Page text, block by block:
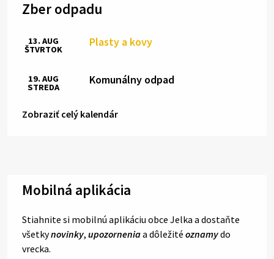
Zber odpadu
Plasty a kovy
13. AUG
ŠTVRTOK
Komunálny odpad
19. AUG
STREDA
Zobraziť celý kalendár
Mobilná aplikácia
Stiahnite si mobilnú aplikáciu obce Jelka a dostaňte
všetkynovinky, upozorneniaa dôležité oznamydo
vrecka.